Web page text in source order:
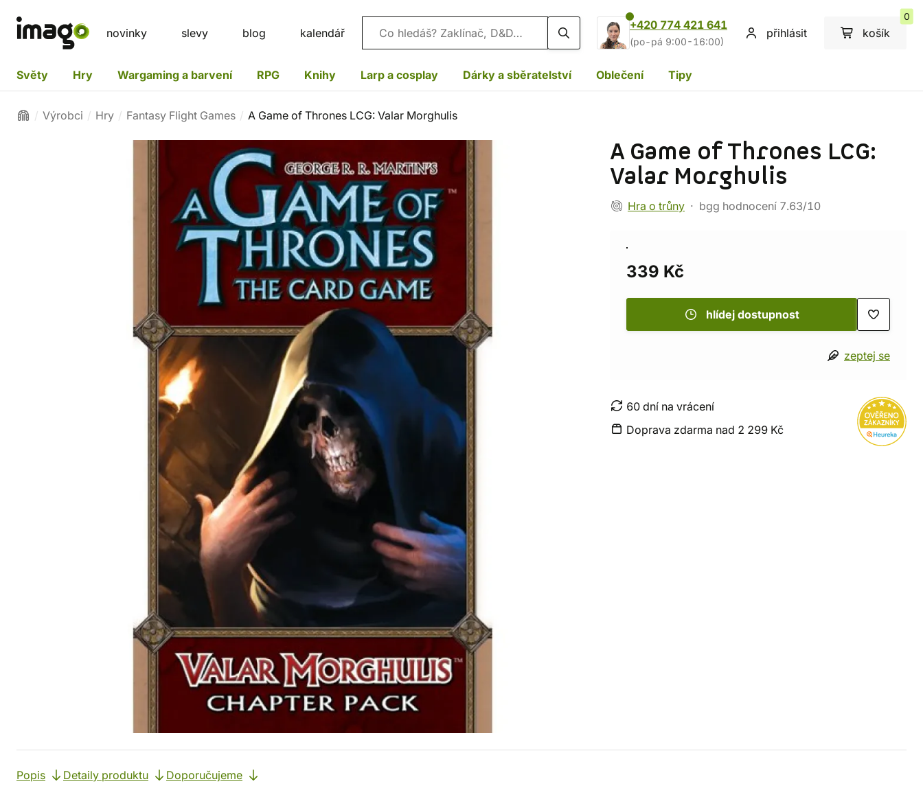
novinky slevy blog kalendář Vyhledávání
+420 774 421 641
(po-pá 9:00-16:00)
přihlásit košík
0
Světy Hry Wargaming a barvení RPG Knihy Larp a cosplay Dárky a sběratelství Oblečení Tipy
Výrobci Hry Fantasy Flight Games A Game of Thrones LCG: Valar Morghulis
A Game of Thrones LCG:
Valar Morghulis
Hra o trůny bgg hodnocení 7.63/10
339 Kč
hlídej dostupnost
zeptej se
60 dní na vrácení
Doprava zdarma nad 2 299 Kč
Popis Detaily produktu Doporučujeme